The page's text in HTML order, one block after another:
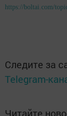
https://boltai.com/
Следите за
Telegram-
Читайте